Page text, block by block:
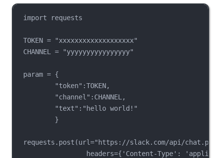
import requests
TOKEN = "xxxxxxxxxxxxxxxxxxx"
CHANNEL = "yyyyyyyyyyyyyyyy"
param = {
"token":TOKEN,
"channel":CHANNEL,
"text":"hello world!"
}
requests.post(url="https://slack.com/api/
headers={'Content-Type':